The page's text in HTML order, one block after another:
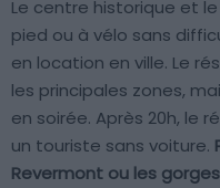
Le centre historique et
pied ou à vélo sans
en location en ville. Le
les principales zones,
en soirée. Après 20h, le
un touriste sans voiture.
Revermont ou les